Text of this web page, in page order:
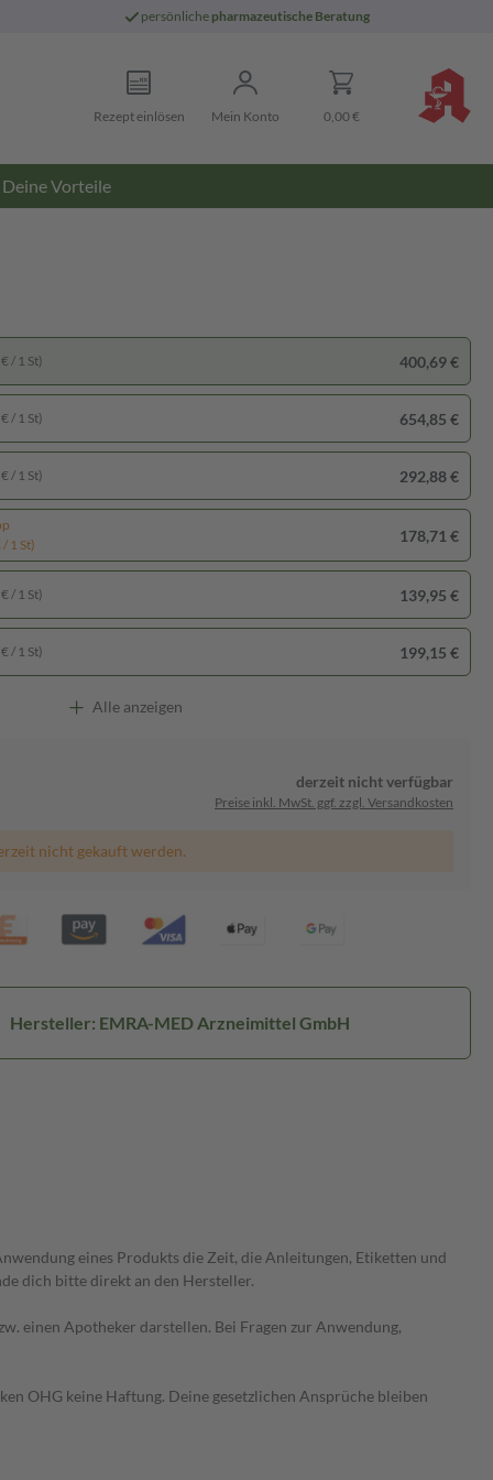
persönliche pharmazeutische Beratung
Rezept einlösen Mein Konto 0,00 €
Deine Vorteile
/ 1 St) 400,69 €
/ 1 St) 654,85 €
/ 1 St) 292,88 €
1 St)
178,71 €
/ 1 St) 139,95 €
/ 1 St) 199,15 €
Alle anzeigen
derzeit nicht verfügbar
Preise inkl. MwSt. ggf. zzgl. Versandkosten
nicht gekauft werden.
Hersteller: EMRA-MED Arzneimittel GmbH
eines Produkts die Zeit, die Anleitungen, Etiketten und
dich bitte direkt an den Hersteller.
einen Apotheker darstellen. Bei Fragen zur Anwendung,
OHG keine Haftung. Deine gesetzlichen Ansprüche bleiben